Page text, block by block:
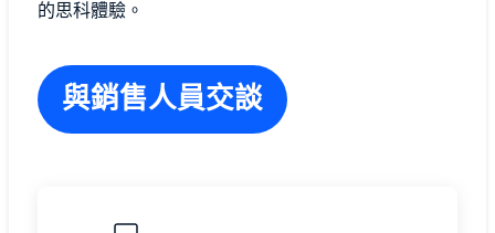
的思科體驗。
與銷售人員交談